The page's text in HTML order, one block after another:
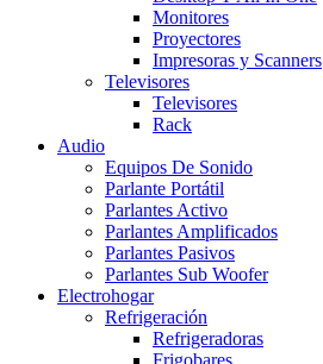
Monitores
Proyectores
Impresoras y Scanners
Televisores
Televisores
Rack
Audio
Equipos De Sonido
Parlante Portátil
Parlantes Activo
Parlantes Amplificados
Parlantes Pasivos
Parlantes Sub Woofer
Electrohogar
Refrigeración
Refrigeradoras